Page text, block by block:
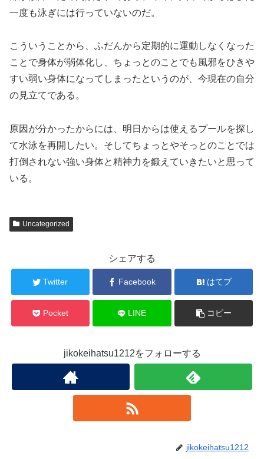
一度も泳ぎには行っていないのだ。
こういうことから、ふだんから定期的に運動しなくなった
ことで身体が弱体化し、ちょっとのことでも風邪をひきや
すい弱い身体になってしまったというのが、今現在の自分
の見立てである。
原因が分かったからには、明日からは使えるプールを探し
て水泳を再開したい。そしてちょっとやそっとのことでは
打倒されない強い身体と精神力を鍛えていきたいと思って
いる。
Uncategorized
シェアする
Twitter Facebook はてブ
Pocket LINE コピー
jikokeihatsu1212をフォローする
jikokeihatsu1212